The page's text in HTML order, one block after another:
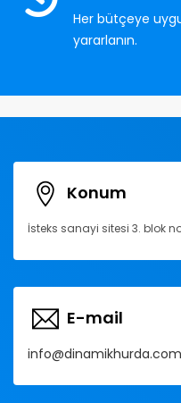
Her bütçeye
yararlanın.
Konum
İsteks sanayi sitesi 3. blok
E-mail
info@dinamikhurda.com